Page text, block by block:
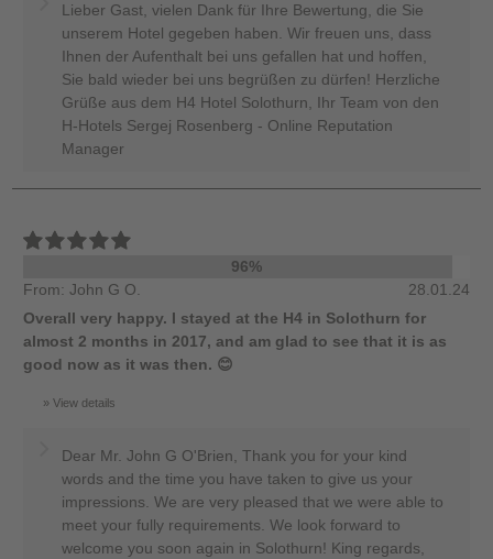
Lieber Gast, vielen Dank für Ihre Bewertung, die Sie
unserem Hotel gegeben haben. Wir freuen uns, dass
Ihnen der Aufenthalt bei uns gefallen hat und hoffen,
Sie bald wieder bei uns begrüßen zu dürfen! Herzliche
Grüße aus dem H4 Hotel Solothurn, Ihr Team von den
H-Hotels Sergej Rosenberg - Online Reputation
Manager
96%
From: John G O.
28.01.24
Overall very happy. I stayed at the H4 in Solothurn for
almost 2 months in 2017, and am glad to see that it is as
good now as it was then. 😊
View details
Dear Mr. John G O'Brien, Thank you for your kind
words and the time you have taken to give us your
impressions. We are very pleased that we were able to
meet your fully requirements. We look forward to
welcome you soon again in Solothurn! King regards,